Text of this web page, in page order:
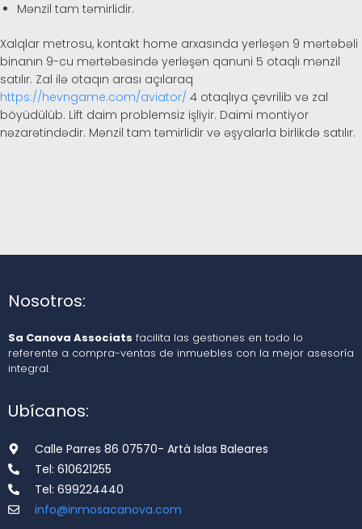
Mənzil tam təmirlidir.
Xalqlar metrosu, kontakt home arxasında yerləşən 9 mərtəbəli
binanın 9-cu mərtəbəsində yerləşən qanuni 5 otaqlı mənzil
satılır. Zal ilə otaqın arası açılaraq
https://hevngame.com/aviator/ 4 otaqlıya çevrilib və zal
böyüdülüb. Lift daim problemsiz işliyir. Daimi montiyor
nəzarətindədir. Mənzil tam təmirlidir və əşyalarla birlikdə satılır.
Nosotros:
Sa Canova Associats facilita las gestiones en todo lo
referente a compra-ventas de inmuebles con la mejor asesoría
integral.
Ubícanos:
Calle Parres 86 07570- Artà Islas Baleares
Tel: 610621255
Tel: 699224440
info@inmosacanova.com